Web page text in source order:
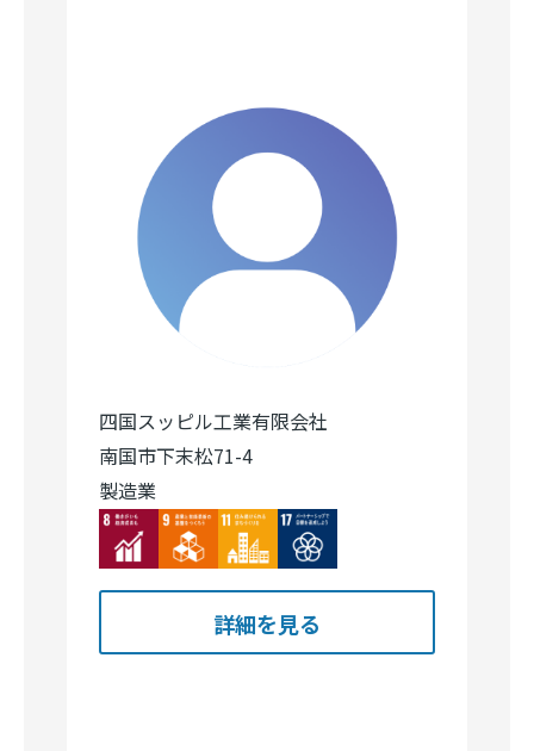
四国スッピル工業有限会社
Image ImageImageImage
詳細を見る